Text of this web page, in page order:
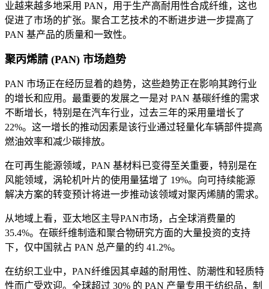
业越来越多地采用 PAN，用于生产高耐用性合成纤维，这也
促进了市场的扩张。聚合工艺技术的不断进步进一步提高了
PAN 基产品的质量和一致性。
聚丙烯腈 (PAN) 市场趋势
PAN 市场正在经历显着的趋势，这些趋势正在影响其跨行业
的增长和应用。最重要的发展之一是对 PAN 基碳纤维的需求
不断增长，特别是在汽车行业，过去三年的采用量增长了
22%。这一增长的推动因素是该行业通过轻量化车辆部件提高
燃油效率和减少碳排放。
在可再生能源领域，PAN 基材料已变得至关重要，特别是在
风能领域，涡轮机叶片的使用量猛增了 19%。向可持续能源
解决方案的转变预计将进一步推动该领域对聚丙烯腈的需求。
从地域上看，亚太地区主导PAN市场，占全球消费量的
35.4%。在碳纤维制造和聚合物研究方面的大量投资的支持
下，仅中国就占 PAN 总产量的约 41.2%。
在纺织工业中，PAN纤维因其卓越的耐用性、防潮性和轻质特
性而广受欢迎。全球超过 30% 的 PAN 产量专用于纺织品，制